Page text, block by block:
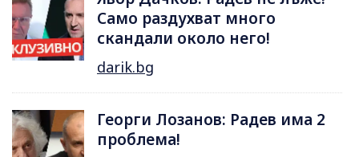
Само раздухват много
скандали около него!
darik.bg
Георги Лозанов: Радев има 2
проблема!